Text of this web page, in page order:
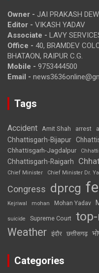
Owner - JAI PRAKASH
Editor - VIKASH YADAV
Associate - LAVY
Office - 40, BRAMDEV
BHATAON, RAIPUR C.G.
Mobile - 9753444500
Email -
Tags
Accident Amit Shah arrest
Chhattisgarh-Bijapur
Chhattisgarh-Jagdalpur
Chhattisgarh-Raigarh
Chief Minister
Chief Minister Dr.
Congress dprcg
Kejriwal mohan Mohan Yadav
suicide Supreme Court
Weather इंदौर छत्तीसगढ़
Categories